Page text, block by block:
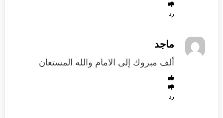
رد
ماجد
ألف مبروك إلى الامام والله المستعان
رد